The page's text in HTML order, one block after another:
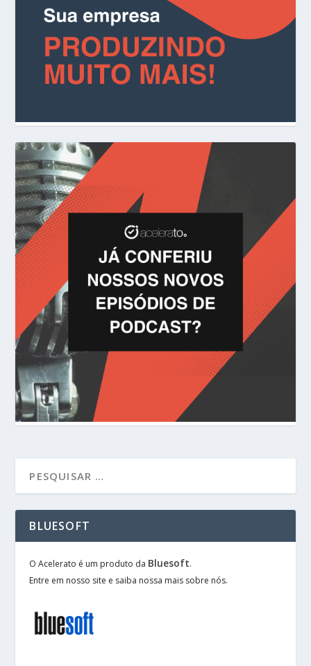
BLUESOFT
O Acelerato é um produto da Bluesoft.
Entre em nosso site e saiba nossa mais sobre nós.